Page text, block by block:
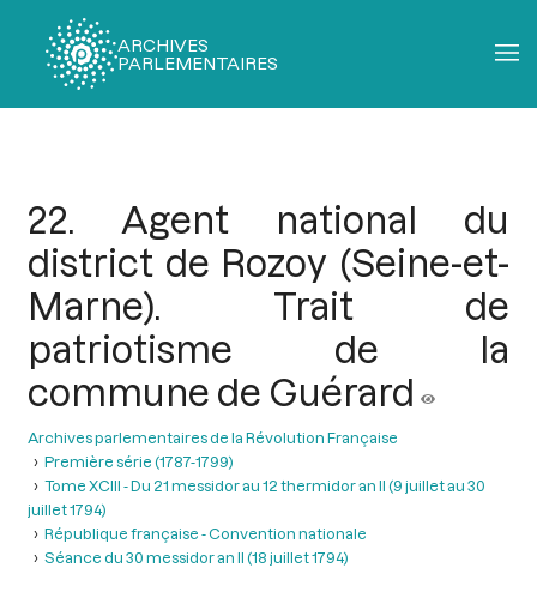
ARCHIVES
PARLEMENTAIRES
22. Agent national du
district de Rozoy (Seine-et-
Marne). Trait de
patriotisme de la
commune de Guérard
Archives parlementaires de la Révolution Française
Première série (1787-1799)
Tome XCIII - Du 21 messidor au 12 thermidor an II (9 juillet au 30
juillet 1794)
République française - Convention nationale
Séance du 30 messidor an II (18 juillet 1794)